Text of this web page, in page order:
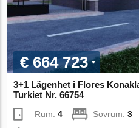
€ 664 723
3+1 Lägenhet i Flores
Turkiet Nr. 66754
Rum:4 Sovrum:3